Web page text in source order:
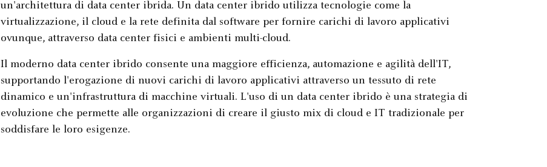
un'architettura di data center ibrida. Un data center ibrido utilizza tecnologie come la
virtualizzazione, il cloud e la rete definita dal software per fornire carichi di lavoro applicativi
ovunque, attraverso data center fisici e ambienti multi-cloud.
Il moderno data center ibrido consente una maggiore efficienza, automazione e agilità dell'IT,
supportando l'erogazione di nuovi carichi di lavoro applicativi attraverso un tessuto di rete
dinamico e un'infrastruttura di macchine virtuali. L'uso di un data center ibrido è una strategia di
evoluzione che permette alle organizzazioni di creare il giusto mix di cloud e IT tradizionale per
soddisfare le loro esigenze.